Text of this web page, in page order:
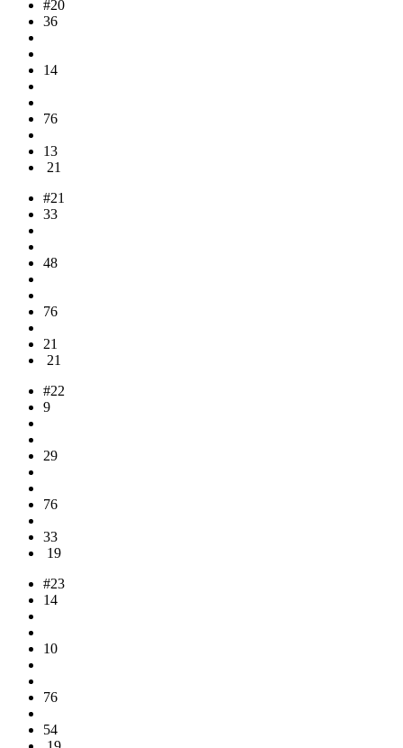
#20
36
14
76
13
21
#21
33
48
76
21
21
#22
9
29
76
33
19
#23
14
10
76
54